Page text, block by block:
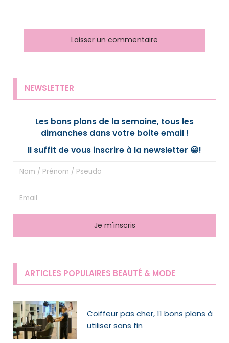
NEWSLETTER
Les bons plans de la semaine, tous les
dimanches dans votre boite email !
Il suffit de vous inscrire à la newsletter 😀!
ARTICLES POPULAIRES BEAUTÉ & MODE
Coiffeur pas cher, 11 bons plans à
utiliser sans fin